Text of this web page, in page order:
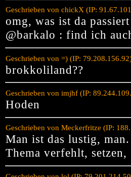
Geschrieben von chickX (IP:
omg, was ist da
@barkalo : find ich
Geschrieben von =) (IP:
brokkoliland??
Geschrieben von imjhf (IP:
Hoden
Geschrieben von Meckerfritze (IP:
Man ist das lustig, man.
Thema verfehlt, setzen,